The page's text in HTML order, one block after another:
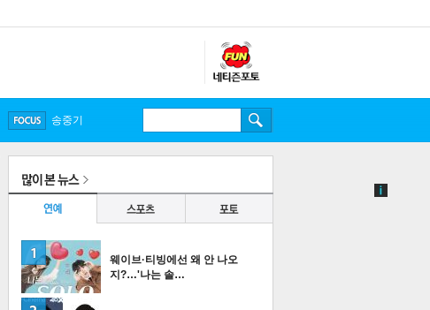
송중기
웨이브·티빙에선 왜 안 나오
지?…'나는 솔…